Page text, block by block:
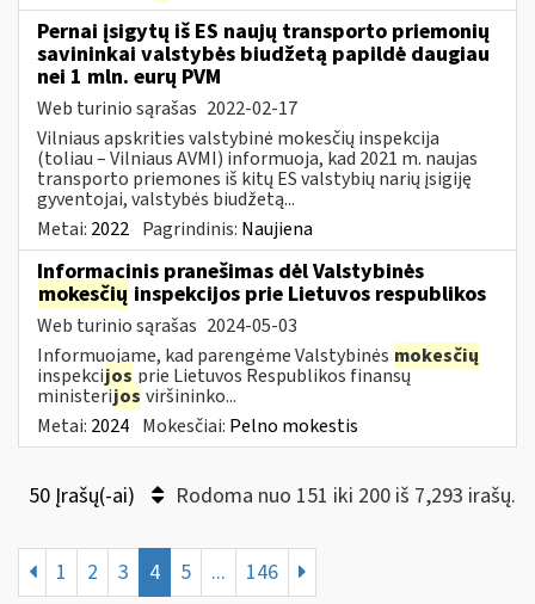
Pernai įsigytų iš ES naujų transporto priemonių
savininkai valstybės biudžetą papildė daugiau
nei 1 mln. eurų PVM
Web turinio sąrašas 2022-02-17
Vilniaus apskrities valstybinė mokesčių inspekcija
(toliau – Vilniaus AVMI) informuoja, kad 2021 m. naujas
transporto priemones iš kitų ES valstybių narių įsigiję
gyventojai, valstybės biudžetą...
Metai: 2022 Pagrindinis: Naujiena
Informacinis pranešimas dėl Valstybinės
mokesčių inspekcijos prie Lietuvos respublikos
Web turinio sąrašas 2024-05-03
Informuojame, kad parengėme Valstybinės mokesčių
inspekcijos prie Lietuvos Respublikos finansų
ministerijos viršininko...
Metai: 2024 Mokesčiai: Pelno mokestis
50 Įrašų(-ai) Rodoma nuo 151 iki 200 iš 7,293 irašų.
1 2 3 4 5 ... 146